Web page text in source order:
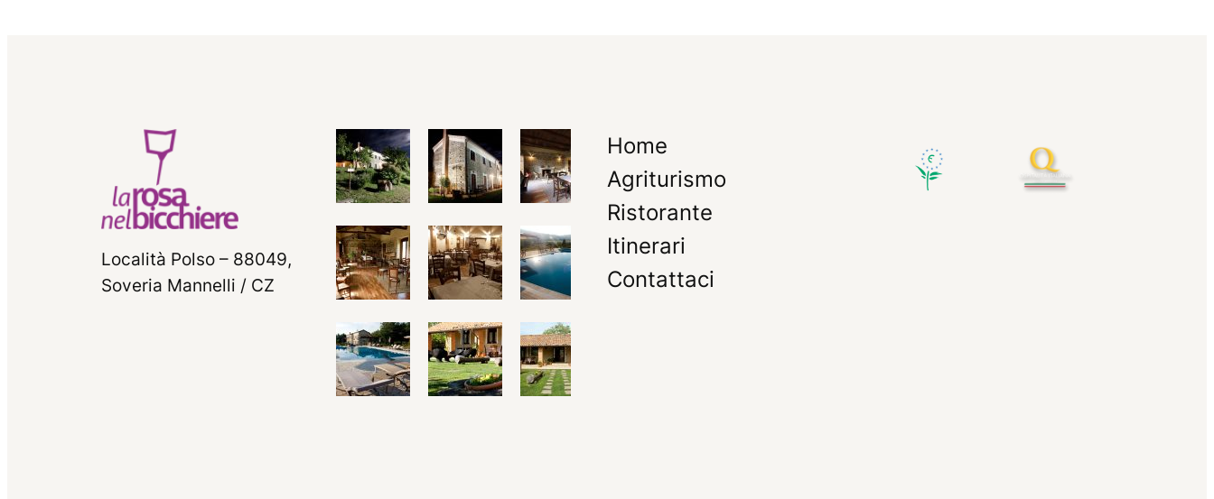
Località Polso – 88049,
Soveria Mannelli / CZ
Home
Agriturismo
Ristorante
Itinerari
Contattaci